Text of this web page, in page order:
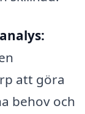
att göra
behov och